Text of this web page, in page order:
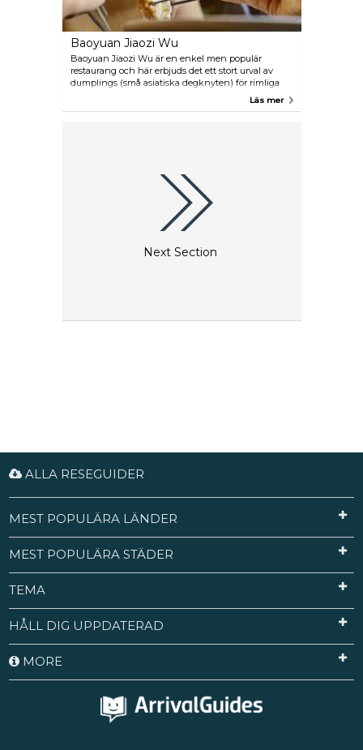
Baoyuan Jiaozi Wu
Baoyuan Jiaozi Wu är en enkel men populär
restaurang och här erbjuds det ett stort urval av
dumplings (små asiatiska degknyten) för rimliga
priser. På menyn hittar du även andra läckra
klassiska rätter. Det kan dock oftast vara fullsatt här
Läs mer
Next Section
ALLA RESEGUIDER
MEST POPULÄRA LÄNDER
MEST POPULÄRA STÄDER
TEMA
HÅLL DIG UPPDATERAD
MORE